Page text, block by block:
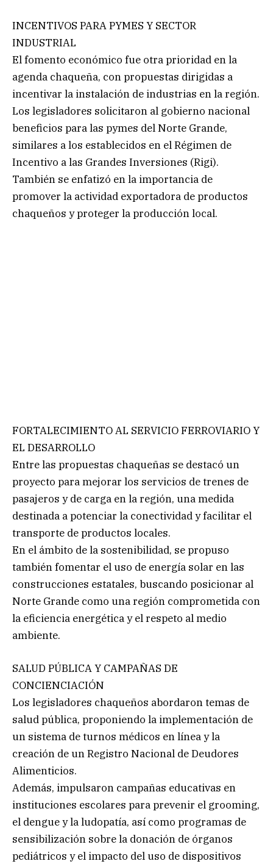
INCENTIVOS PARA PYMES Y SECTOR
INDUSTRIAL
El fomento económico fue otra prioridad en la
agenda chaqueña, con propuestas dirigidas a
incentivar la instalación de industrias en la región.
Los legisladores solicitaron al gobierno nacional
beneficios para las pymes del Norte Grande,
similares a los establecidos en el Régimen de
Incentivo a las Grandes Inversiones (Rigi).
También se enfatizó en la importancia de
promover la actividad exportadora de productos
chaqueños y proteger la producción local.
FORTALECIMIENTO AL SERVICIO FERROVIARIO Y
EL DESARROLLO
Entre las propuestas chaqueñas se destacó un
proyecto para mejorar los servicios de trenes de
pasajeros y de carga en la región, una medida
destinada a potenciar la conectividad y facilitar el
transporte de productos locales.
En el ámbito de la sostenibilidad, se propuso
también fomentar el uso de energía solar en las
construcciones estatales, buscando posicionar al
Norte Grande como una región comprometida con
la eficiencia energética y el respeto al medio
ambiente.
SALUD PÚBLICA Y CAMPAÑAS DE
CONCIENCIACIÓN
Los legisladores chaqueños abordaron temas de
salud pública, proponiendo la implementación de
un sistema de turnos médicos en línea y la
creación de un Registro Nacional de Deudores
Alimenticios.
Además, impulsaron campañas educativas en
instituciones escolares para prevenir el grooming,
el dengue y la ludopatía, así como programas de
sensibilización sobre la donación de órganos
pediátricos y el impacto del uso de dispositivos